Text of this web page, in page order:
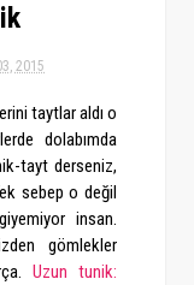
2015
taytlar aldı o
dolabımda
tayt derseniz,
sebep o değil
insan.
gömlekler
Uzun tunik: